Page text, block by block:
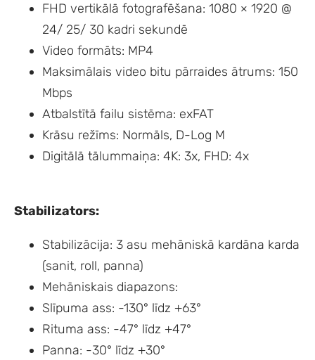
FHD vertikālā fotografēšana: 1080 × 1920 @
24/ 25/ 30 kadri sekundē
Video formāts: MP4
Maksimālais video bitu pārraides ātrums: 150
Mbps
Atbalstītā failu sistēma: exFAT
Krāsu režīms: Normāls, D-Log M
Digitālā tālummaiņa: 4K: 3x, FHD: 4x
Stabilizators:
Stabilizācija: 3 asu mehāniskā kardāna karda
(sanit, roll, panna)
Mehāniskais diapazons:
Slīpuma ass: -130° līdz +63°
Rituma ass: -47° līdz +47°
Panna: -30° līdz +30°